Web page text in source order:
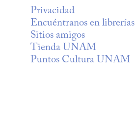
Privacidad
Encuéntranos en librerías
Sitios amigos
Tienda UNAM
Puntos Cultura UNAM